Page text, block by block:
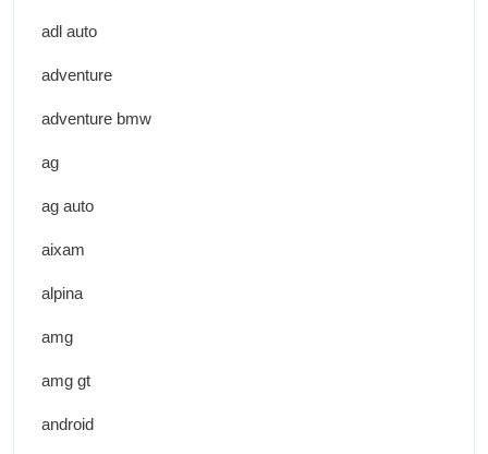
adl auto
adventure
adventure bmw
ag
ag auto
aixam
alpina
amg
amg gt
android